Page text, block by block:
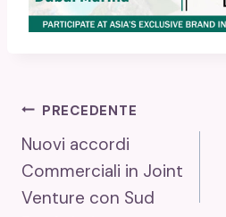
Navigazione
Articoli
PRECEDENTE
Nuovi accordi
Commerciali in Joint
Venture con Sud